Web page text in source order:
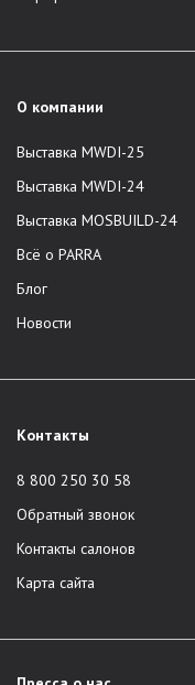
О компании
Выставка MWDI-25
Выставка MWDI-24
Выставка MOSBUILD-24
Всё о PARRA
Блог
Новости
Контакты
8 800 250 30 58
Обратный звонок
Контакты салонов
Карта сайта